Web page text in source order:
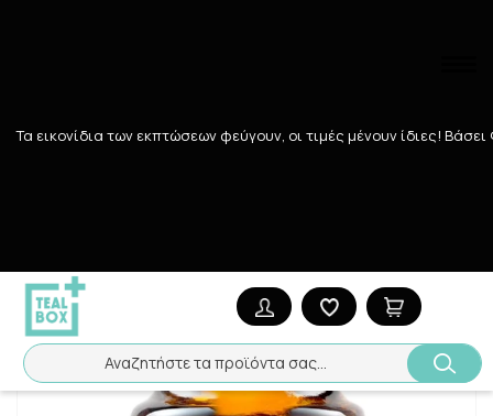
Τα εικονίδια των εκπτώσεων φεύγουν, οι τιμές μένουν ίδιες!
Αναζητήστε τα προϊόντα σας...
Αναζήτηση